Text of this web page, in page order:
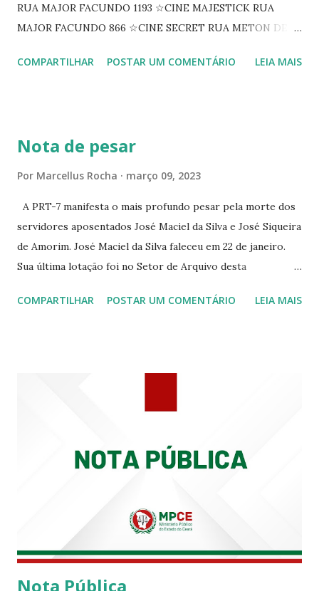
RUA MAJOR FACUNDO 1193 ☆CINE MAJESTICK RUA
MAJOR FACUNDO 866 ☆CINE SECRET RUA METON DE
PEIXOTO 1307 ☆CINE IRIS RUA FLORIANO PEIXOTO 1206
☆CINE VIP CLUBE RUA 24 DE MAIO 825 ☆CINE ECLIPSE
COMPARTILHAR POSTAR UM COMENTÁRIO LEIA MAIS
Nota de pesar
Por Marcellus Rocha março 09, 2023
A PRT-7 manifesta o mais profundo pesar pela morte dos
servidores aposentados José Maciel da Silva e José Siqueira
de Amorim. José Maciel da Silva faleceu em 22 de janeiro.
Sua última lotação foi no Setor de Arquivo desta
Siqueira Amorim faleceu em 28 de fevereiro e encerrou a
COMPARTILHAR POSTAR UM COMENTÁRIO LEIA MAIS
Nota Pública